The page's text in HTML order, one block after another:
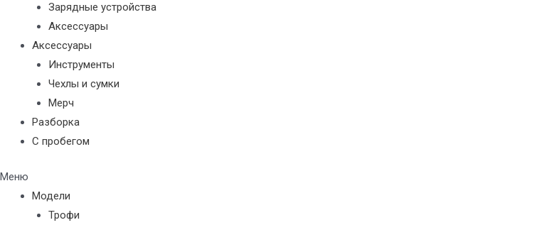
Зарядные устройства
Аксессуары
Аксессуары
Инструменты
Чехлы и сумки
Мерч
Разборка
С пробегом
Меню
Модели
Трофи